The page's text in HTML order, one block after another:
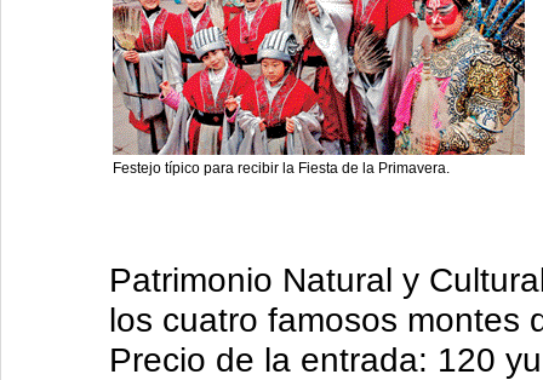
Festejo típico para recibir la Fiesta de la Primavera.
Patrimonio Natural y
los cuatro famosos montes
Precio de la entrada: 120